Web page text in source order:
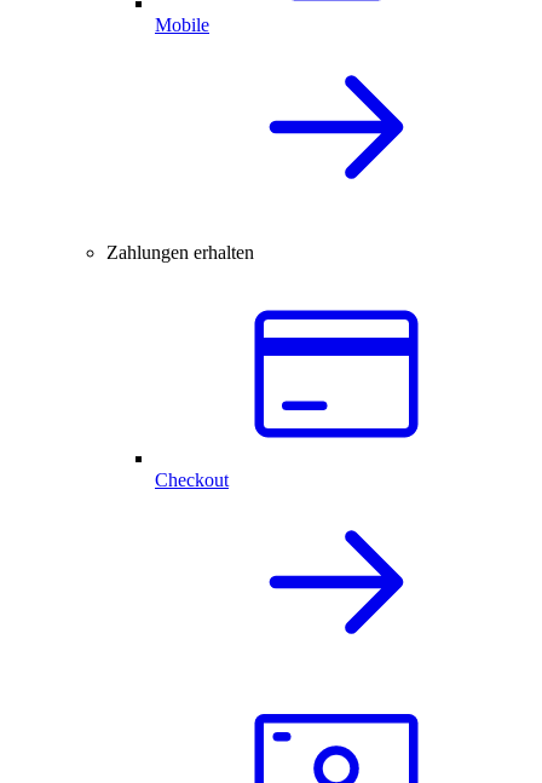
Mobile
Zahlungen erhalten
Checkout